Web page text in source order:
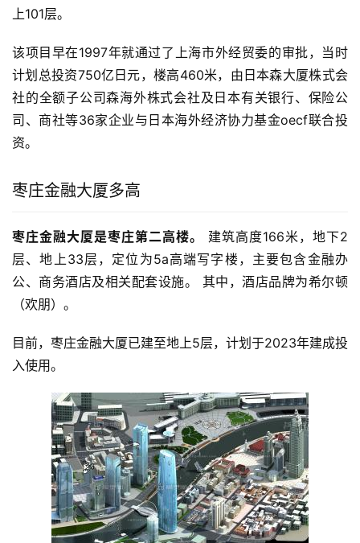
上101层。
该项目早在1997年就通过了上海市外经贸委的审批，当时
计划总投资750亿日元，楼高460米，由日本森大厦株式会
社的全额子公司森海外株式会社及日本有关银行、保险公
司、商社等36家企业与日本海外经济协力基金oecf联合投
资。
枣庄金融大厦多高
枣庄金融大厦是枣庄第二高楼。
建筑高度166米，地下2
层、地上33层，定位为5a高端写字楼，主要包含金融办
公、商务酒店及相关配套设施。 其中，酒店品牌为希尔顿
（欢朋）。
目前，枣庄金融大厦已建至地上5层，计划于2023年建成投
入使用。